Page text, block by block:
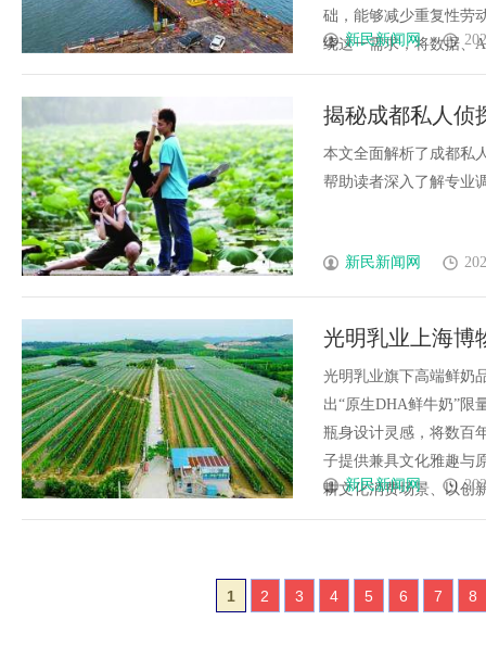
础，能够减少重复性劳
绕这一需求，将数据、
新民新闻网
揭秘成都私人侦
析
本文全面解析了成都私
帮助读者深入了解专业
新民新闻网
光明乳业上海博
光明乳业旗下高端鲜奶
出“原生DHA鲜牛奶”限
瓶身设计灵感，将数百
子提供兼具文化雅趣与
耕文化消费场景、以创
新民新闻网
1 2 3 4 5 6 7 8